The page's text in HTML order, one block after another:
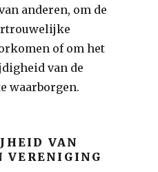
anderen, om de
of om het
van de
waarborgen.
VAN
VERENIGING